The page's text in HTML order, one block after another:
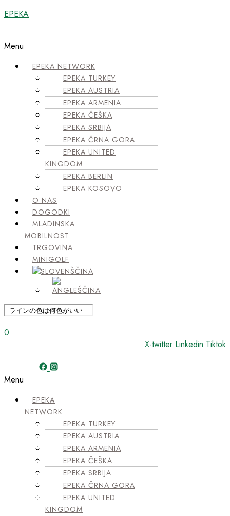
EPEKA
Menu
EPEKA NETWORK
EPEKA TURKEY
EPEKA AUSTRIA
EPEKA ARMENIA
EPEKA ČEŠKA
EPEKA SRBIJA
EPEKA ČRNA GORA
EPEKA UNITED
KINGDOM
EPEKA BERLIN
EPEKA KOSOVO
O NAS
DOGODKI
MLADINSKA
MOBILNOST
TRGOVINA
MINIGOLF
0
X-twitter Linkedin Tiktok
Menu
EPEKA
NETWORK
EPEKA TURKEY
EPEKA AUSTRIA
EPEKA ARMENIA
EPEKA ČEŠKA
EPEKA SRBIJA
EPEKA ČRNA GORA
EPEKA UNITED
KINGDOM